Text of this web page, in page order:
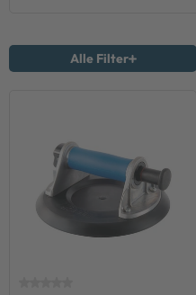
Alle Filter